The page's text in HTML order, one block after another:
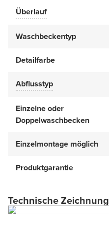
Überlauf
Waschbeckentyp
Detailfarbe
Abflusstyp
Einzelne oder
Doppelwaschbecken
Einzelmontage möglich
Produktgarantie
Technische Zeichnung